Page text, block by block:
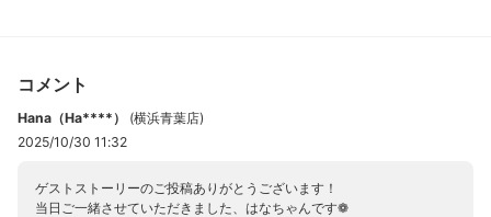
コメント
Hana（Ha****） (横浜青葉店)
2025/10/30 11:32
ゲストストーリーのご投稿ありがとうございます！
当日ご一緒させていただきました、はなちゃんです❁